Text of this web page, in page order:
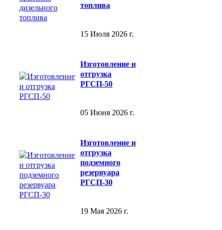
топлива
15 Июля 2026 г.
Изготовление и
отгрузка
РГСП-50
05 Июня 2026 г.
Изготовление и
отгрузка
подземного
резервуара
РГСП-30
19 Мая 2026 г.